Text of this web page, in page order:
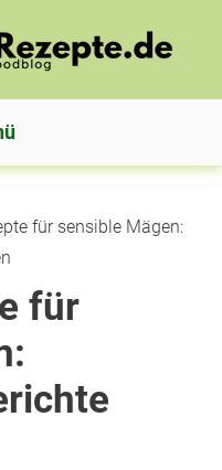
für sensible Mägen:
für